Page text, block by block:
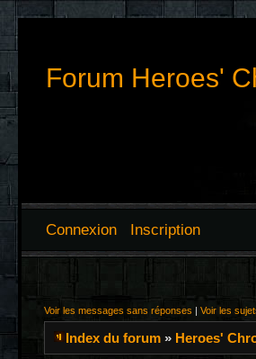
Forum Heroes'
Connexion Inscription
Voir les messages sans réponses | Voir les
Index du forum » Heroes'